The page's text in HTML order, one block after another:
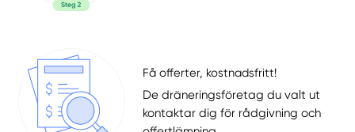
Få offerter, kostnadsfritt!
De dräneringsföretag du valt ut
kontaktar dig för rådgivning och